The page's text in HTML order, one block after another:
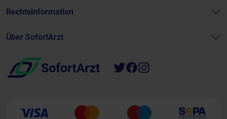
Rechtsinformation
Über SofortArzt